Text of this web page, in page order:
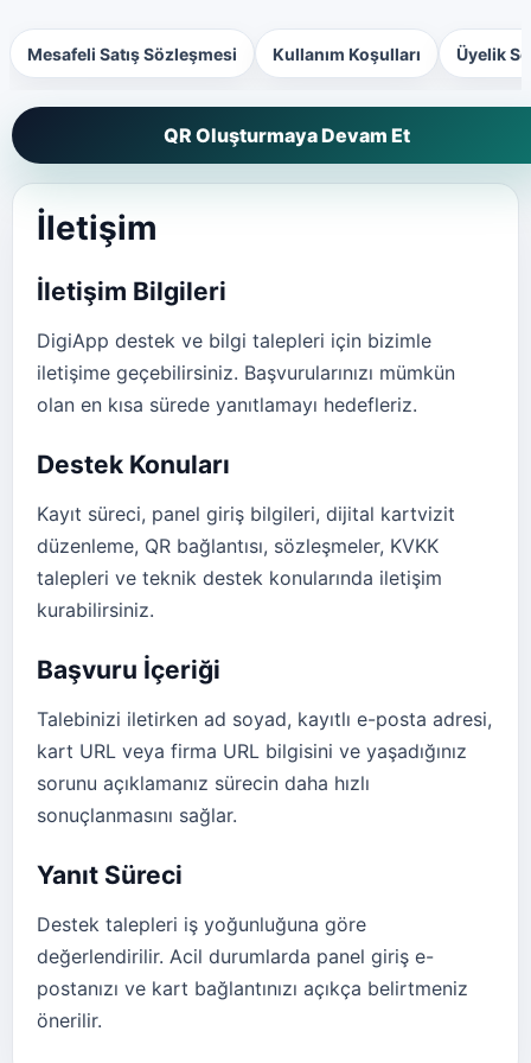
Mesafeli Satış Sözleşmesi Kullanım Koşulları Üyelik
QR Oluşturmaya Devam Et
İletişim
İletişim Bilgileri
DigiApp destek ve bilgi talepleri için bizimle
iletişime geçebilirsiniz. Başvurularınızı mümkün
olan en kısa sürede yanıtlamayı hedefleriz.
Destek Konuları
Kayıt süreci, panel giriş bilgileri, dijital kartvizit
düzenleme, QR bağlantısı, sözleşmeler, KVKK
talepleri ve teknik destek konularında iletişim
kurabilirsiniz.
Başvuru İçeriği
Talebinizi iletirken ad soyad, kayıtlı e-posta adresi,
kart URL veya firma URL bilgisini ve yaşadığınız
sorunu açıklamanız sürecin daha hızlı
sonuçlanmasını sağlar.
Yanıt Süreci
Destek talepleri iş yoğunluğuna göre
değerlendirilir. Acil durumlarda panel giriş e-
postanızı ve kart bağlantınızı açıkça belirtmeniz
önerilir.